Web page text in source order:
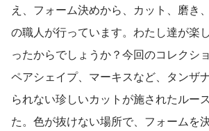
え、フォーム決めから、カット、磨き
の職人が行っています。わたし達が楽
ったからでしょうか？今回のコレクシ
ペアシェイプ、マーキスなど、タンザ
られない珍しいカットが施されたルー
た。色が抜けない場所で、フォームを